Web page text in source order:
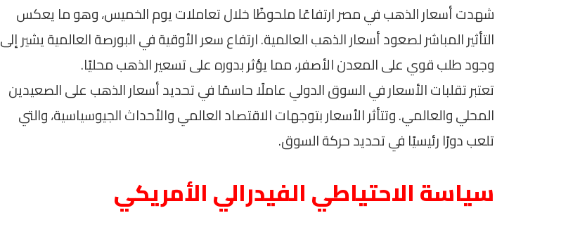
شهدت أسعار الذهب في مصر ارتفاعًا ملحوظًا خلال تعاملات يوم الخميس، وهو ما يعكس
التأثير المباشر لصعود أسعار الذهب العالمية. ارتفاع سعر الأوقية في البورصة العالمية يشير إلى
وجود طلب قوي على المعدن الأصفر، مما يؤثر بدوره على تسعير الذهب محليًا.
تعتبر تقلبات الأسعار في السوق الدولي عاملًا حاسمًا في تحديد أسعار الذهب على الصعيدين
المحلي والعالمي. وتتأثر الأسعار بتوجهات الاقتصاد العالمي والأحداث الجيوسياسية، والتي
تلعب دورًا رئيسيًا في تحديد حركة السوق.
سياسة الاحتياطي الفيدرالي الأمريكي